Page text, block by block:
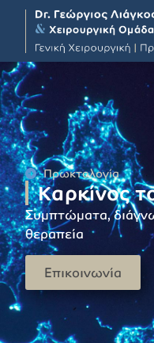
Πρωκτολογία
Καρκίνος
Συμπτώματα,
θεραπεία
Επικοινωνία